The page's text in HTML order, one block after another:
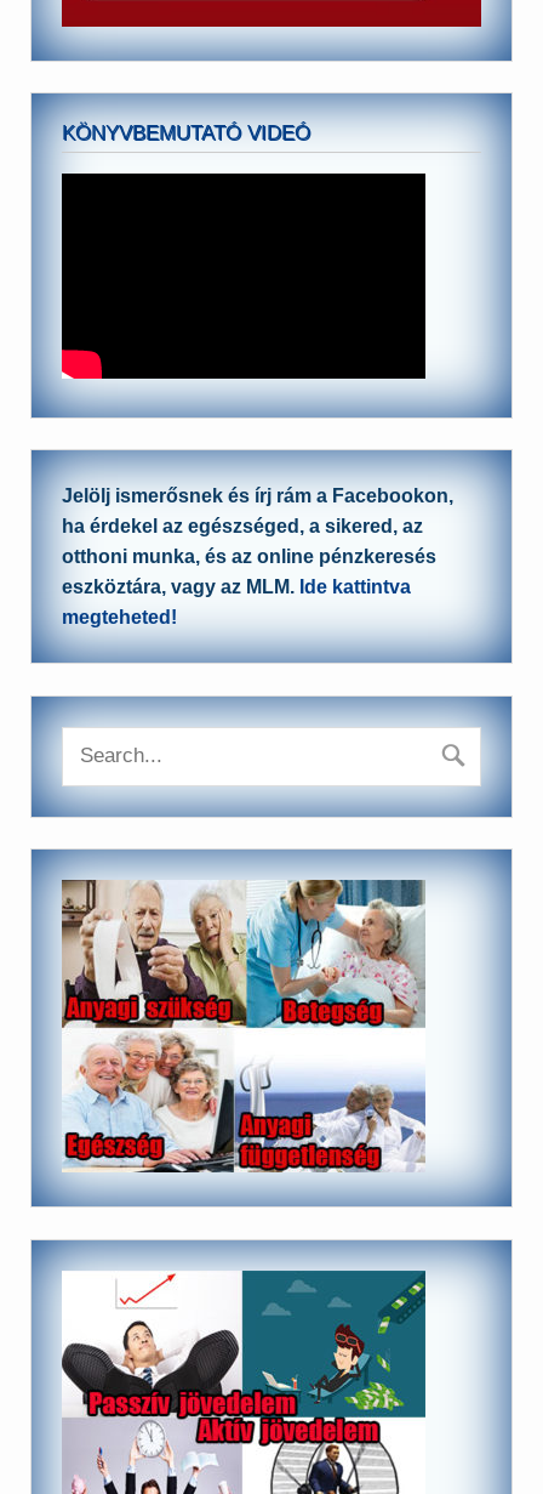
KÖNYVBEMUTATÓ VIDEÓ
Jelölj ismerősnek és írj rám a Facebookon,
ha érdekel az egészséged, a sikered, az
otthoni munka, és az online pénzkeresés
eszköztára, vagy az MLM. Ide kattintva
megteheted!